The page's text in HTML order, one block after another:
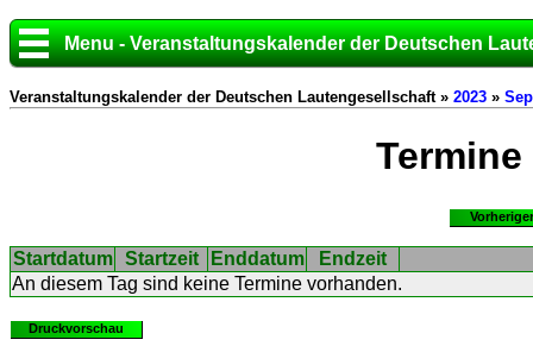
Menu - Veranstaltungskalender der Deutschen
Veranstaltungskalender der Deutschen Lautengesellschaft » 2023 »
Termine
Startdatum Startzeit Enddatum
Endzeit
An diesem Tag sind keine Termine vorhanden.
Druckvorschau